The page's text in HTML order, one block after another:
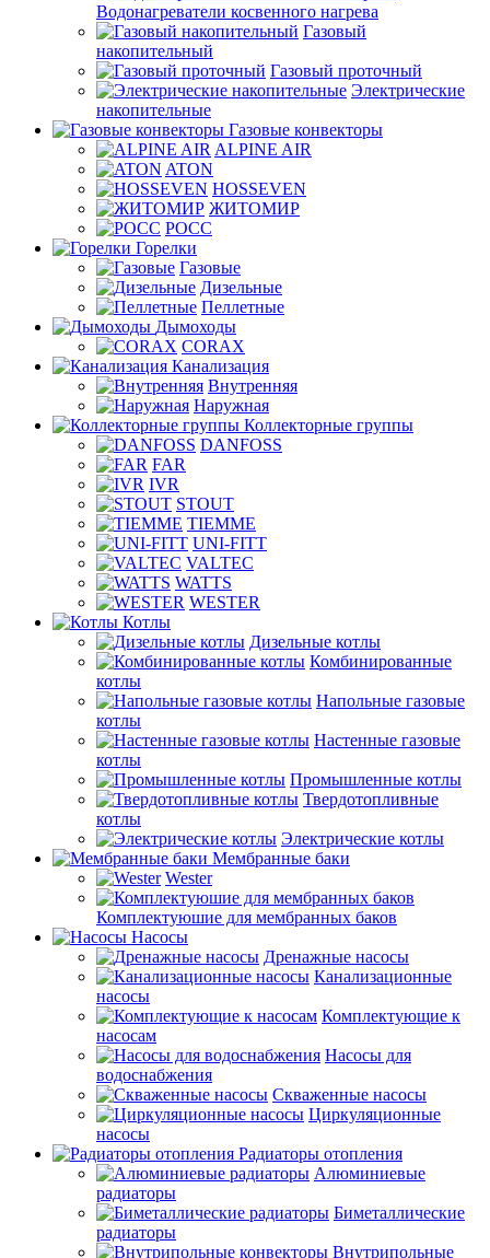
Водонагреватели косвенного нагрева
Газовый
накопительный
Газовый проточный
Электрические
накопительные
Газовые конвекторы
ALPINE AIR
ATON
HOSSEVEN
ЖИТОМИР
РОСС
Горелки
Газовые
Дизельные
Пеллетные
Дымоходы
CORAX
Канализация
Внутренняя
Наружная
Коллекторные группы
DANFOSS
FAR
IVR
STOUT
TIEMME
UNI-FITT
VALTEC
WATTS
WESTER
Котлы
Дизельные котлы
Комбинированные
котлы
Напольные газовые
котлы
Настенные газовые
котлы
Промышленные котлы
Твердотопливные
котлы
Электрические котлы
Мембранные баки
Wester
Комплектуюшие для мембранных баков
Насосы
Дренажные насосы
Канализационные
насосы
Комплектующие к
насосам
Насосы для
водоснабжения
Скваженные насосы
Циркуляционные
насосы
Радиаторы отопления
Алюминиевые
радиаторы
Биметаллические
радиаторы
Внутрипольные